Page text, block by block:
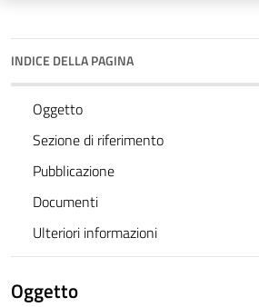
INDICE DELLA PAGINA
Oggetto
Sezione di riferimento
Pubblicazione
Documenti
Ulteriori informazioni
Oggetto